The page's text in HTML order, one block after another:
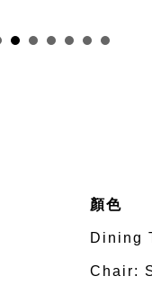
顏色
Dining
Chair: